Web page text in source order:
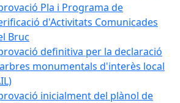
Pla i Programa de
d'Activitats Comunicades
Bruc
definitiva per la declaració
monumentals d'interès local
inicialment del plànol de